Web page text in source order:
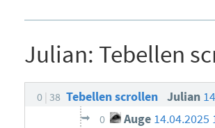
Julian: Tebellen
0 38 Tebellen scrollen Julian
0 Auge 14.04.2025